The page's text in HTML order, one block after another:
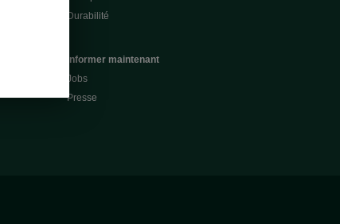
Durabilité
Informer maintenant
Jobs
Presse